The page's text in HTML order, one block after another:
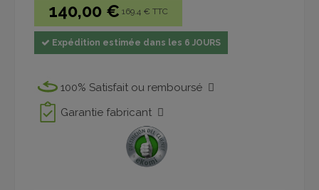
140,00 € 169.4 € TTC
Expédition estimée dans les 6 JOURS
100% Satisfait ou remboursé
Garantie fabricant